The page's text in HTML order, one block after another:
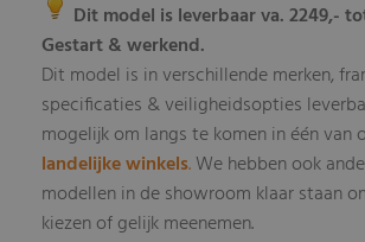
Dit model is leverbaar va. 2249,-
Gestart & werkend.
Dit model is in verschillende merken,
specificaties & veiligheidsopties
mogelijk om langs te komen in één van
landelijke winkels.We hebben ook
modellen in de showroom klaar staan
kiezen of gelijk meenemen.